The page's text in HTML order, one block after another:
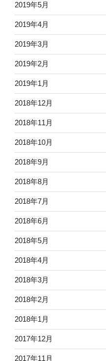
2019年5月
2019年4月
2019年3月
2019年2月
2019年1月
2018年12月
2018年11月
2018年10月
2018年9月
2018年8月
2018年7月
2018年6月
2018年5月
2018年4月
2018年3月
2018年2月
2018年1月
2017年12月
2017年11月